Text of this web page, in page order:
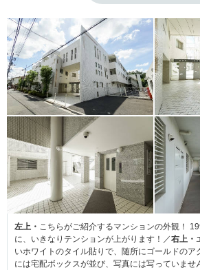
左上・ こちらがご紹介するマンションの外観！
に、いきなりテンションが上がります！／右上・
いホワイトのタイル貼りで、随所にゴールドのア
には宅配ボックスが並び、写真には写っていませ